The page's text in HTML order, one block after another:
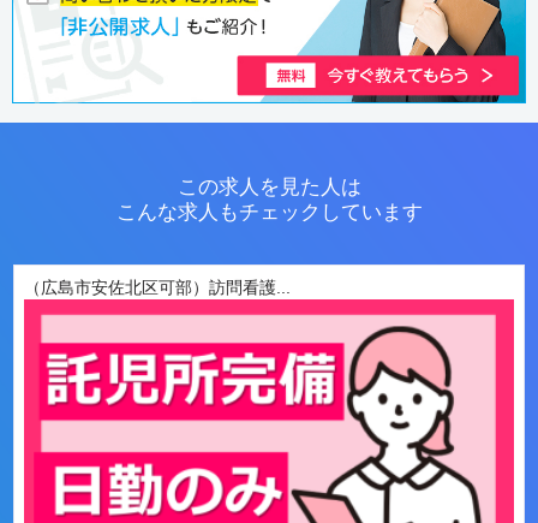
この求人を見た人は
こんな求人もチェックしています
（広島市安佐北区可部）訪問看護...